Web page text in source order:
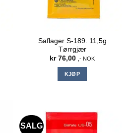
Saflager S-189. 11,5g
Tørrgjær
kr76,00 ,- NOK
KJØP
SALG